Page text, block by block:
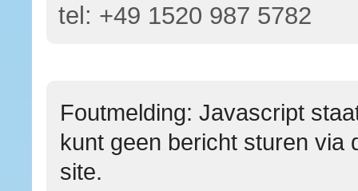
tel: +49 1520 987 5782
Foutmelding: Javascript
kunt geen bericht sturen via
site.